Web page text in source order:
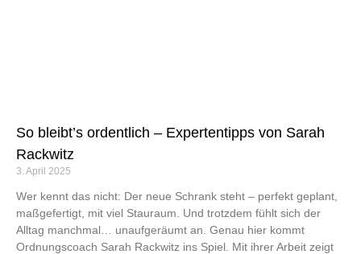
So bleibt’s ordentlich – Expertentipps von Sarah
Rackwitz
3. April 2025
Wer kennt das nicht: Der neue Schrank steht – perfekt geplant,
maßgefertigt, mit viel Stauraum. Und trotzdem fühlt sich der
Alltag manchmal… unaufgeräumt an. Genau hier kommt
Ordnungscoach Sarah Rackwitz ins Spiel. Mit ihrer Arbeit zeigt